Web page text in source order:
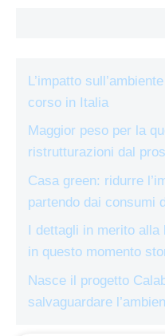
L’impatto
corso in Italia
Maggior peso per la
ristrutturazioni dal
Casa green: ridurre
partendo dai consumi
I dettagli in merito
in questo momento
Nasce il progetto
salvaguardare